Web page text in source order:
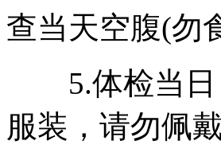
查当天空腹(勿
5.体检当日
服装，请勿佩